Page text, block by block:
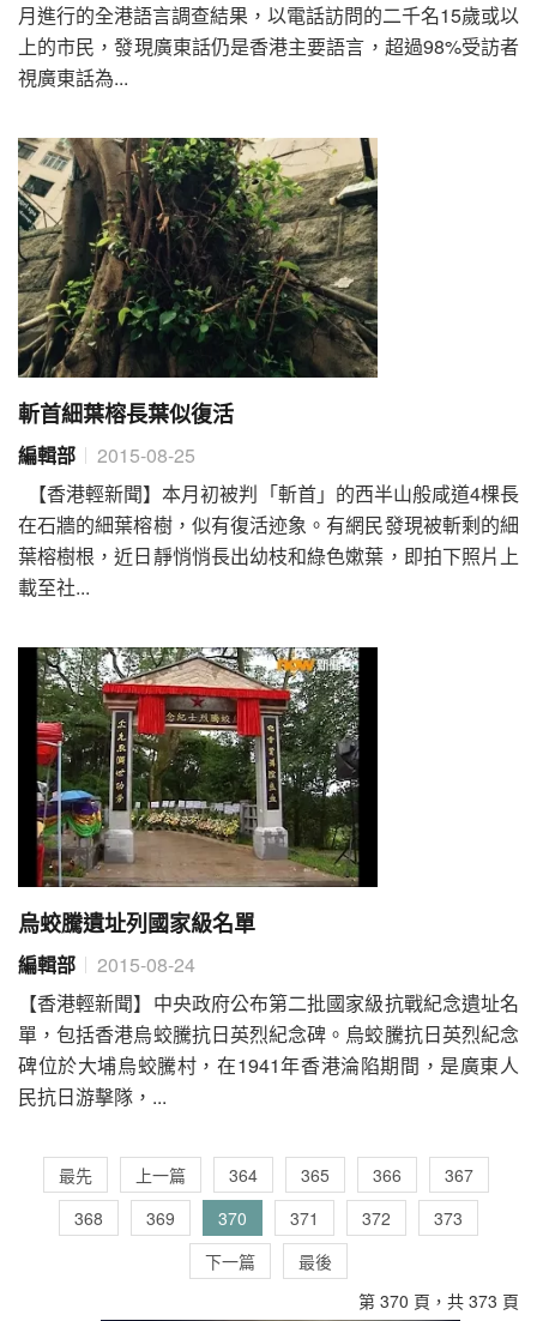
月進行的全港語言調查結果，以電話訪問的二千名15歲或以
上的市民，發現廣東話仍是香港主要語言，超過98%受訪者
視廣東話為...
斬首細葉榕長葉似復活
編輯部
2015-08-25
【香港輕新聞】本月初被判「斬首」的西半山般咸道4棵長
在石牆的細葉榕樹，似有復活迹象。有網民發現被斬剩的細
葉榕樹根，近日靜悄悄長出幼枝和綠色嫰葉，即拍下照片上
載至社...
烏蛟騰遺址列國家級名單
編輯部
2015-08-24
【香港輕新聞】中央政府公布第二批國家級抗戰紀念遺址名
單，包括香港烏蛟騰抗日英烈紀念碑。烏蛟騰抗日英烈紀念
碑位於大埔烏蛟騰村，在1941年香港淪陷期間，是廣東人
民抗日游擊隊，...
最先 上一篇 364 365 366
367
368
369 370 371 372
373
下一篇
最後
第 370 頁，共 373 頁